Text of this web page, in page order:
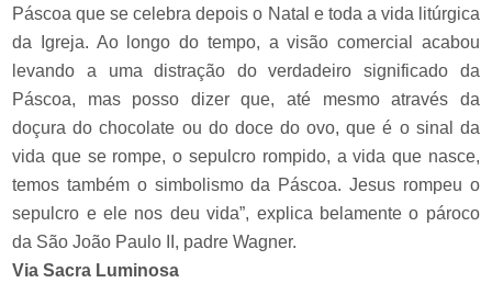
Páscoa que se celebra depois o Natal e toda a vida litúrgica
da Igreja. Ao longo do tempo, a visão comercial acabou
levando a uma distração do verdadeiro significado da
Páscoa, mas posso dizer que, até mesmo através da
doçura do chocolate ou do doce do ovo, que é o sinal da
vida que se rompe, o sepulcro rompido, a vida que nasce,
temos também o simbolismo da Páscoa. Jesus rompeu o
sepulcro e ele nos deu vida”, explica belamente o pároco
da São João Paulo II, padre Wagner.
Via Sacra Luminosa